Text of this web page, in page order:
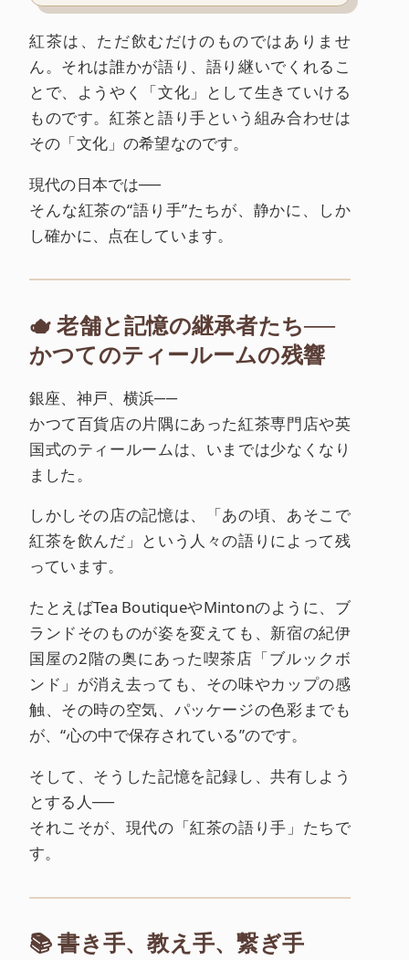
紅茶は、ただ飲むだけのものではありませ
ん。それは誰かが語り、語り継いでくれるこ
とで、ようやく「文化」として生きていける
ものです。紅茶と語り手という組み合わせは
その「文化」の希望なのです。
現代の日本では──
そんな紅茶の“語り手”たちが、静かに、しか
し確かに、点在しています。
🫖 老舗と記憶の継承者たち──
かつてのティールームの残響
銀座、神戸、横浜──
かつて百貨店の片隅にあった紅茶専門店や英
国式のティールームは、いまでは少なくなり
ました。
しかしその店の記憶は、「あの頃、あそこで
紅茶を飲んだ」という人々の語りによって残
っています。
たとえばTea BoutiqueやMintonのように、ブ
ランドそのものが姿を変えても、新宿の紀伊
国屋の2階の奥にあった喫茶店「ブルックボ
ンド」が消え去っても、その味やカップの感
触、その時の空気、パッケージの色彩までも
が、“心の中で保存されている”のです。
そして、そうした記憶を記録し、共有しよう
とする人──
それこそが、現代の「紅茶の語り手」たちで
す。
📚 書き手、教え手、繋ぎ手